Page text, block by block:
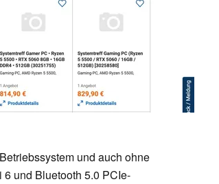
und auch ohne
und Bluetooth 5.0 PCIe-